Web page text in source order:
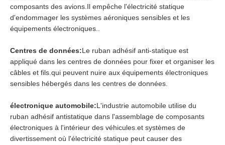
composants des avions.Il empêche l'électricité statique
d'endommager les systèmes aéroniques sensibles et les
équipements électroniques..
Centres de données:Le ruban adhésif anti-statique est
appliqué dans les centres de données pour fixer et organiser les
câbles et fils.qui peuvent nuire aux équipements électroniques
sensibles hébergés dans les centres de données.
électronique automobile:L'industrie automobile utilise du
ruban adhésif antistatique dans l'assemblage de composants
électroniques à l'intérieur des véhicules.et systèmes de
divertissement où l'électricité statique peut causer des